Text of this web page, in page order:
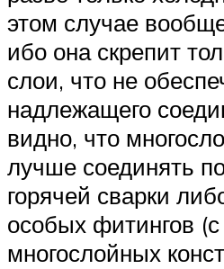
этом случае
ибо она скрепит
слои, что не
надлежащего
видно, что
лучше соединять
горячей сварки
особых фитингов
многослойных